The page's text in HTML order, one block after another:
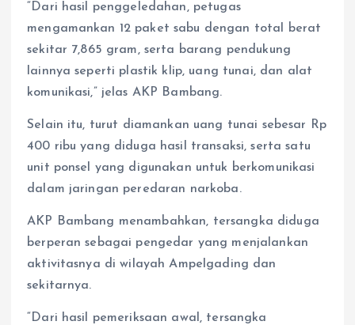
“Dari hasil penggeledahan, petugas
mengamankan 12 paket sabu dengan total berat
sekitar 7,865 gram, serta barang pendukung
lainnya seperti plastik klip, uang tunai, dan alat
komunikasi,” jelas AKP Bambang.
Selain itu, turut diamankan uang tunai sebesar Rp
400 ribu yang diduga hasil transaksi, serta satu
unit ponsel yang digunakan untuk berkomunikasi
dalam jaringan peredaran narkoba.
AKP Bambang menambahkan, tersangka diduga
berperan sebagai pengedar yang menjalankan
aktivitasnya di wilayah Ampelgading dan
sekitarnya.
“Dari hasil pemeriksaan awal, tersangka